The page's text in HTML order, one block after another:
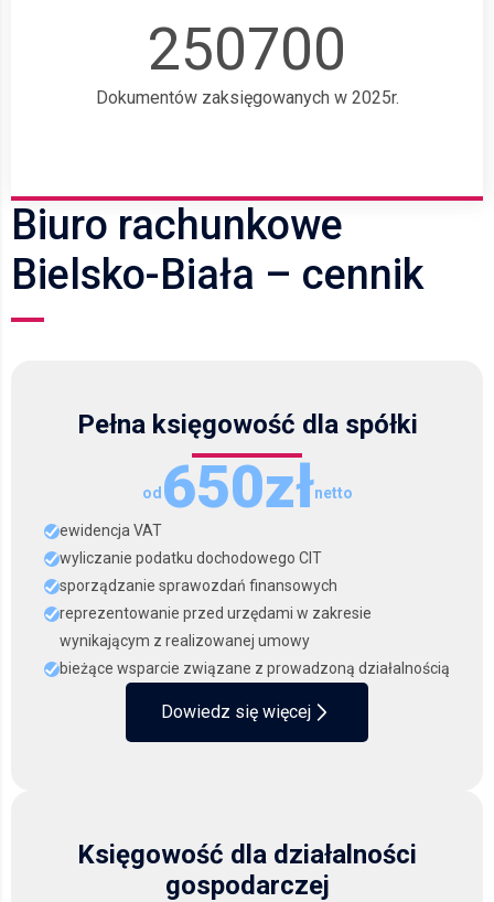
250700
Dokumentów zaksięgowanych w 2025r.
Biuro rachunkowe
Bielsko-Biała – cennik
Pełna księgowość dla spółki
od650złnetto
ewidencja VAT
wyliczanie podatku dochodowego CIT
sporządzanie sprawozdań finansowych
reprezentowanie przed urzędami w zakresie
wynikającym z realizowanej umowy
bieżące wsparcie związane z prowadzoną działalnością
Dowiedz się więcej
Księgowość dla działalności
gospodarczej